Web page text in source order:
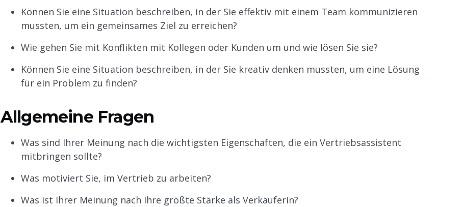
Können Sie eine Situation beschreiben, in der Sie effektiv mit einem Team kommunizieren
mussten, um ein gemeinsames Ziel zu erreichen?
Wie gehen Sie mit Konflikten mit Kollegen oder Kunden um und wie lösen Sie sie?
Können Sie eine Situation beschreiben, in der Sie kreativ denken mussten, um eine Lösung
für ein Problem zu finden?
Allgemeine Fragen
Was sind Ihrer Meinung nach die wichtigsten Eigenschaften, die ein Vertriebsassistent
mitbringen sollte?
Was motiviert Sie, im Vertrieb zu arbeiten?
Was ist Ihrer Meinung nach Ihre größte Stärke als Verkäuferin?